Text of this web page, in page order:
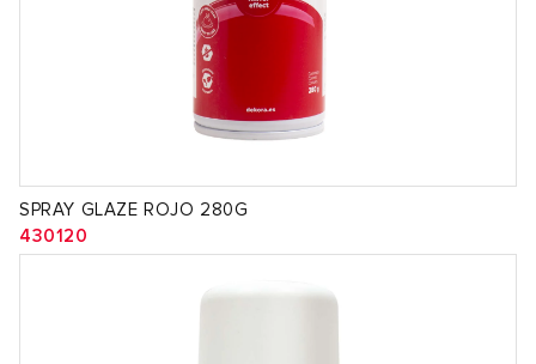
SPRAY GLAZE ROJO 280G
430120